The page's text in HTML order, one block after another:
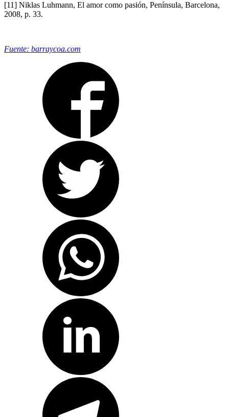
[11] Niklas Luhmann, El amor como pasión, Península, Barcelona,
2008, p. 33.
Fuente: barraycoa.com